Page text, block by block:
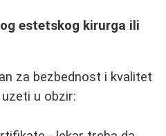
estetskog kirurga ili
za bezbednost i kvalitet
u obzir: